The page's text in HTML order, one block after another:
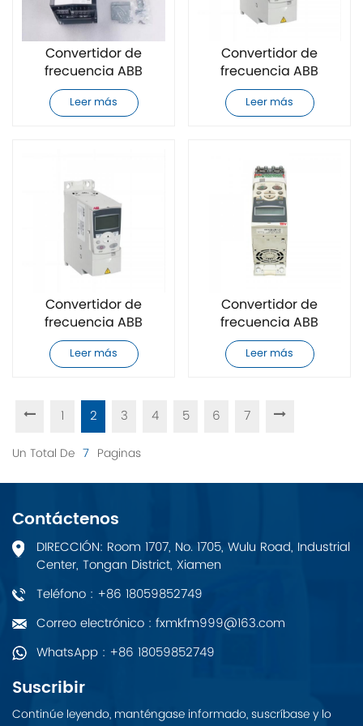
Convertidor de
frecuencia ABB
ACS880-01-065A-5
nuevo y original
Leer más
Convertidor de
frecuencia ABB
ACS355-03E-08A8-4
nuevo y original
Leer más
Convertidor de
frecuencia ABB
ACS355-03E-07A3-4
nuevo y original
Leer más
Convertidor de
frecuencia ABB
ACS355-03E-04A1-4
nuevo y original
Leer más
1 2 3 4 5 6 7
Un Total De 7 Paginas
Contáctenos
DIRECCIÓN: Room 1707, No. 1705, Wulu Road, Industrial
Center, Tongan District, Xiamen
Teléfono : +86 18059852749
Correo electrónico : fxmkfm999@163.com
WhatsApp : +86 18059852749
Suscribir
Continúe leyendo, manténgase informado, suscríbase y lo